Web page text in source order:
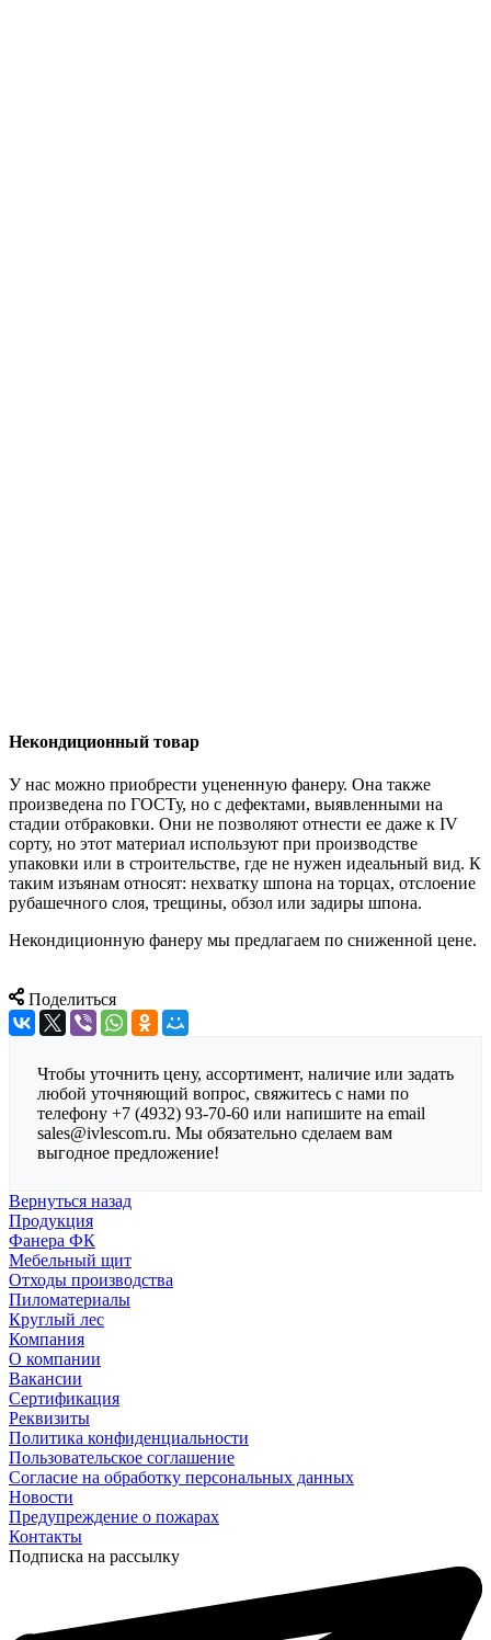
Некондиционный товар
У нас можно приобрести уцененную фанеру. Она также
произведена по ГОСТу, но с дефектами, выявленными на
стадии отбраковки. Они не позволяют отнести ее даже к IV
сорту, но этот материал используют при производстве
упаковки или в строительстве, где не нужен идеальный вид. К
таким изъянам относят: нехватку шпона на торцах, отслоение
рубашечного слоя, трещины, обзол или задиры шпона.
Некондиционную фанеру мы предлагаем по сниженной цене.
Поделиться
Чтобы уточнить цену, ассортимент, наличие или задать
любой уточняющий вопрос, свяжитесь с нами по
телефону +7 (4932) 93-70-60 или напишите на email
sales@ivlescom.ru. Мы обязательно сделаем вам
выгодное предложение!
Вернуться назад
Продукция
Фанера ФК
Мебельный щит
Отходы производства
Пиломатериалы
Круглый лес
Компания
О компании
Вакансии
Сертификация
Реквизиты
Политика конфиденциальности
Пользовательское соглашение
Согласие на обработку персональных данных
Новости
Предупреждение о пожарах
Контакты
Подписка на рассылку